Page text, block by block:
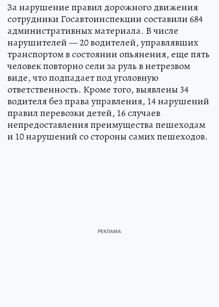
За нарушение правил дорожного движения
сотрудники Госавтоинспекции составили 684
административных материала. В числе
нарушителей — 20 водителей, управлявших
транспортом в состоянии опьянения, еще пять
человек повторно сели за руль в нетрезвом
виде, что подпадает под уголовную
ответственность. Кроме того, выявлены 34
водителя без права управления, 14 нарушений
правил перевозки детей, 16 случаев
непредоставления преимущества пешеходам
и 10 нарушений со стороны самих пешеходов.